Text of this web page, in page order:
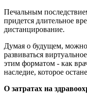
Печальным
придется длительное
дистанцирование.
Думая о будущем,
развиваться
этим форматом - как
наследие, которое
О затратах на